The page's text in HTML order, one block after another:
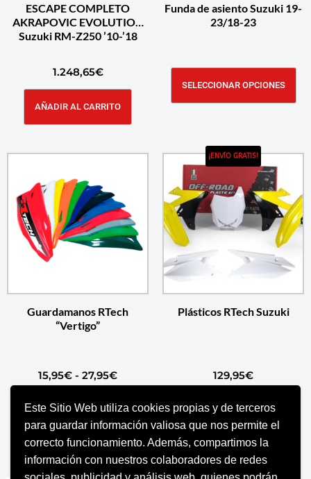
Este Sitio Web utiliza cookies propias y de terceros
para guardar información valiosa que nos permite el
correcto funcionamiento. Además, compartimos la
información con nuestros colaboradores de redes
ESCAPE COMPLETO
AKRAPOVIC EVOLUTION
Suzuki RM-Z250 ’10-’18
1.248,65€
AÑADIR AL CARRITO
Funda de asiento Suzuki 19-
23/18-23
SELECCIONAR OPCIONES
Guardamanos RTech
“Vertigo”
15,95€ - 27,95€
SELECCIONAR OPCIONES
¡ENVÍO GRATIS!
Plásticos RTech Suzuki
129,95€
SELECCIONAR OPCIONES